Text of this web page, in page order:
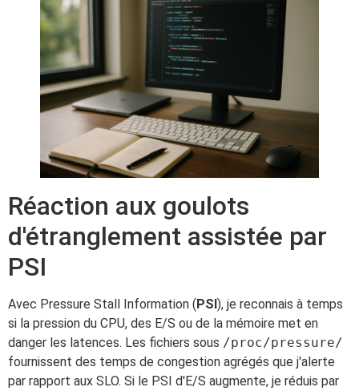
Réaction aux goulots
d'étranglement assistée par
PSI
Avec Pressure Stall Information (PSI), je reconnais à temps
si la pression du CPU, des E/S ou de la mémoire met en
danger les latences. Les fichiers sous /proc/pressure/
fournissent des temps de congestion agrégés que j'alerte
par rapport aux SLO. Si le PSI d'E/S augmente, je réduis par